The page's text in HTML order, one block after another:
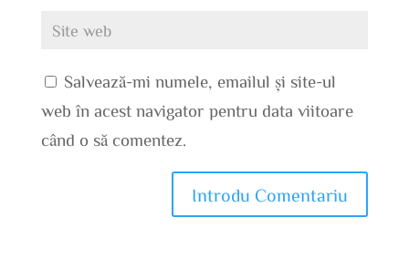
Salvează-mi numele, emailul și site-ul
web în acest navigator pentru data viitoare
când o să comentez.